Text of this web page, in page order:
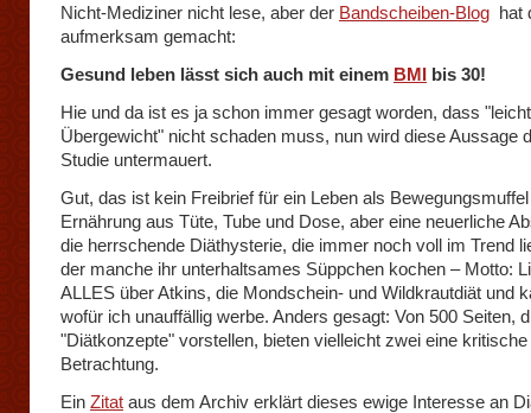
Nicht-Mediziner nicht lese, aber der Bandscheiben-Blog hat
aufmerksam gemacht:
Gesund leben lässt sich auch mit einem BMI bis 30!
Hie und da ist es ja schon immer gesagt worden, dass
Übergewicht" nicht schaden muss, nun wird diese Aussage
Studie untermauert.
Gut, das ist kein Freibrief für ein Leben als
Ernährung aus Tüte, Tube und Dose, aber eine neuerliche
die herrschende Diäthysterie, die immer noch voll im Trend
der manche ihr unterhaltsames Süppchen kochen – Motto:
ALLES über Atkins, die Mondschein- und Wildkrautdiät und
wofür ich unauffällig werbe. Anders gesagt: Von 500 Seiten,
"Diätkonzepte" vorstellen, bieten vielleicht zwei eine kritische
Betrachtung.
Ein Zitat aus dem Archiv erklärt dieses ewige Interesse an